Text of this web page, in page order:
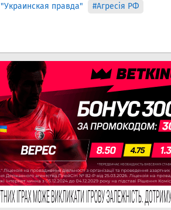
"Украинская правда" #Агресія РФ